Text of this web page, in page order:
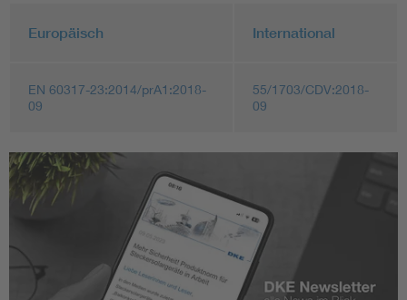
Europäisch International
EN 60317-23:2014/prA1:2018-
09
55/1703/CDV:2018-
09